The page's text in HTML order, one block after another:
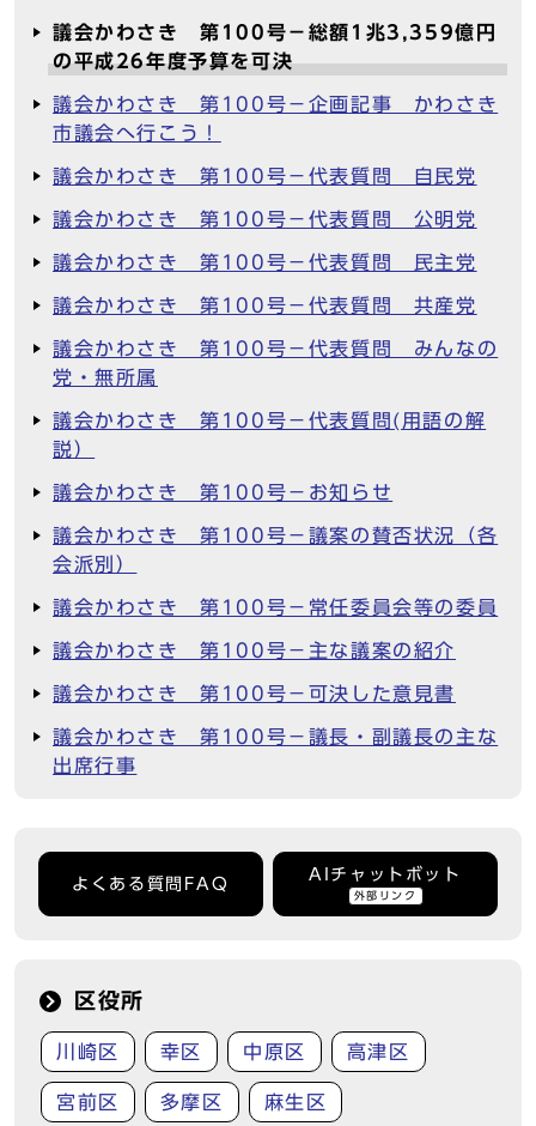
議会かわさき 第100号－総額1兆3,359億円
の平成26年度予算を可決
議会かわさき 第100号－企画記事 かわさき
市議会へ行こう！
議会かわさき 第100号－代表質問 自民党
議会かわさき 第100号－代表質問 公明党
議会かわさき 第100号－代表質問 民主党
議会かわさき 第100号－代表質問 共産党
議会かわさき 第100号－代表質問 みんなの
党・無所属
議会かわさき 第100号－代表質問(用語の解
説）
議会かわさき 第100号－お知らせ
議会かわさき 第100号－議案の賛否状況（各
会派別）
議会かわさき 第100号－常任委員会等の委員
議会かわさき 第100号－主な議案の紹介
議会かわさき 第100号－可決した意見書
議会かわさき 第100号－議長・副議長の主な
出席行事
よくある質問FAQ
AIチャットボット
外部リンク
区役所
川崎区 幸区 中原区 高津区
宮前区 多摩区 麻生区